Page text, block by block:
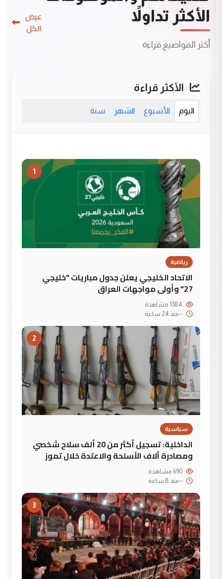
الأكثر تداولاً
أكثر المواضيع قراءة
عرض
الكل
الأكثر قراءة
اليوم الأسبوع الشهر سنة
1
رياضية
الاتحاد الخليجي يعلن جدول مباريات "خليجي
27" وأولى مواجهات العراق
--منذ 24 ساعة
2
سياسية
الداخلية: تسجيل أكثر من 20 ألف سلاح شخصي
ومصادرة آلاف الأسلحة والاعتدة خلال تموز
--منذ 8 ساعة
3